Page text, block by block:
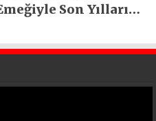
Son Yılların